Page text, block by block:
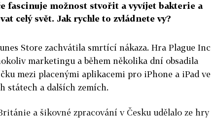
fascinuje možnost stvořit a vyvíjet bakterie a
celý svět. Jak rychle to zvládnete vy?
Store zachvátila smrtící nákaza. Hra Plague Inc
marketingu a během několika dní obsadila
mezi placenými aplikacemi pro iPhone a iPad ve
státech a dalších zemích.
a šikovné zpracování v Česku udělalo ze hry